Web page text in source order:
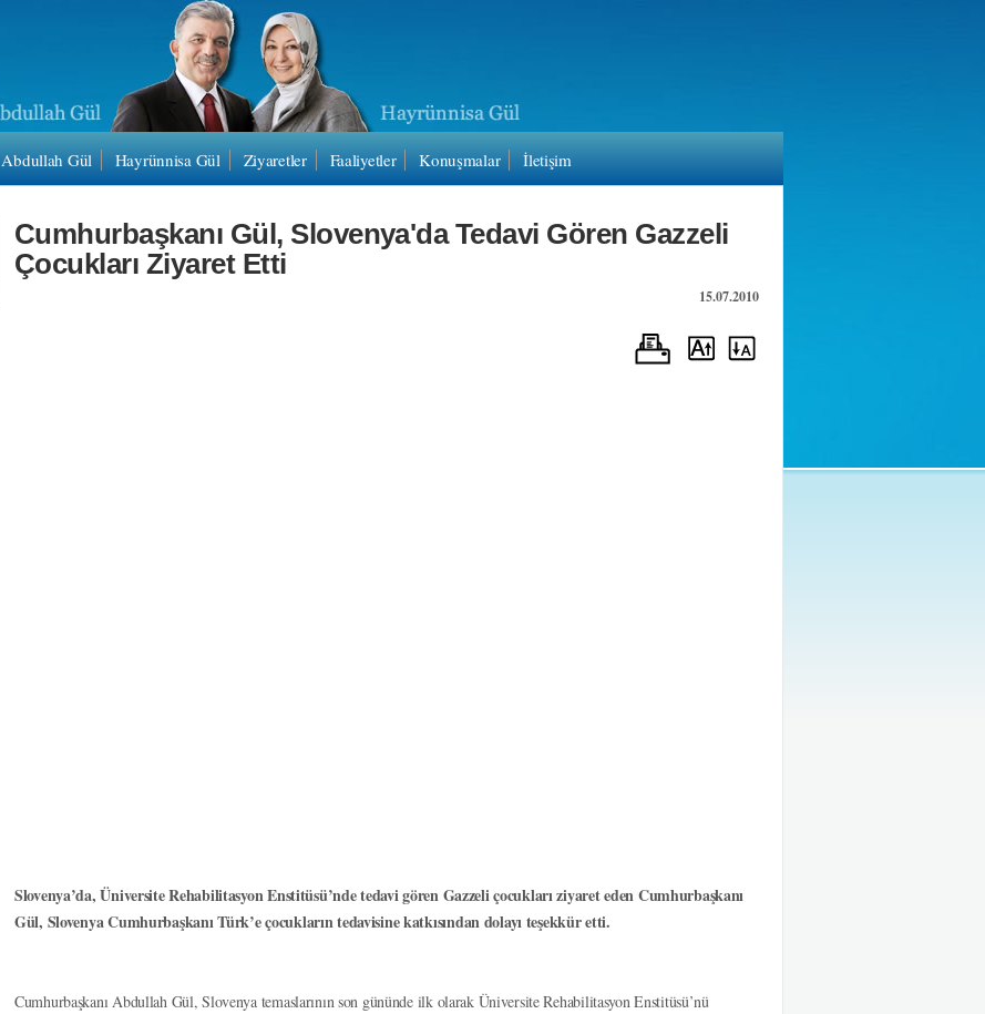
Abdullah Gül Hayrünnisa Gül Ziyaretler Faaliyetler Konuşmalar İletişim
Cumhurbaşkanı Gül, Slovenya'da Tedavi Gören Gazzeli
Çocukları Ziyaret Etti
15.07.2010
Slovenya’da, Üniversite Rehabilitasyon Enstitüsü’nde tedavi gören Gazzeli çocukları ziyaret eden Cumhurbaşkanı
Gül, Slovenya Cumhurbaşkanı Türk’e çocukların tedavisine katkısından dolayı teşekkür etti.
Cumhurbaşkanı Abdullah Gül, Slovenya temaslarının son gününde ilk olarak Üniversite Rehabilitasyon Enstitüsü’nü